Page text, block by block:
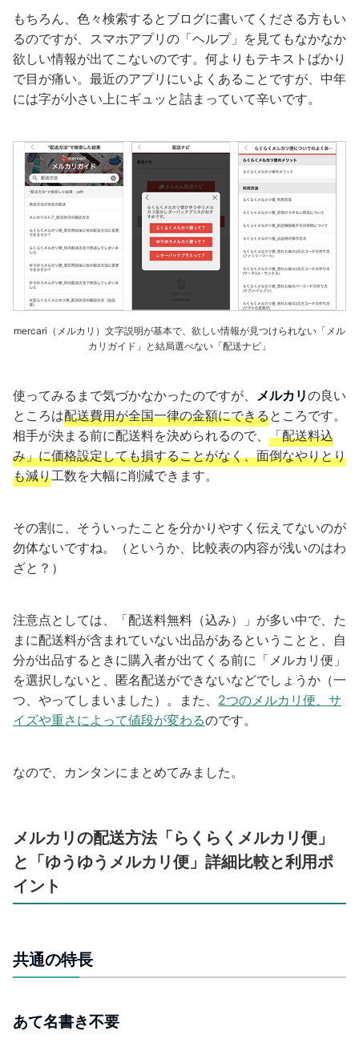
もちろん、色々検索するとブログに書いてくださる方もい
るのですが、スマホアプリの「ヘルプ」を見てもなかなか
欲しい情報が出てこないのです。何よりもテキストばかり
で目が痛い。最近のアプリにいよくあることですが、中年
には字が小さい上にギュッと詰まっていて辛いです。
mercari（メルカリ）文字説明が基本で、欲しい情報が見つけられない「メル
カリガイド」と結局選べない「配送ナビ」
使ってみるまで気づかなかったのですが、 メルカリの良い
ところは配送費用が全国一律の金額にできるところです。
相手が決まる前に配送料を決められるので、 「配送料込
み」に価格設定しても損することがなく、面倒なやりとり
も減り工数を大幅に削減できます。
その割に、そういったことを分かりやすく伝えてないのが
勿体ないですね。（というか、比較表の内容が浅いのはわ
ざと？）
注意点としては、「配送料無料（込み）」が多い中で、た
まに配送料が含まれていない出品があるということと、自
分が出品するときに購入者が出てくる前に「メルカリ便」
を選択しないと、匿名配送ができないなどでしょうか（一
つ、やってしまいました）。また、 2つのメルカリ便、サ
イズや重さによって値段が変わるのです。
なので、カンタンにまとめてみました。
メルカリの配送方法「らくらくメルカリ便」
と「ゆうゆうメルカリ便」詳細比較と利用ポ
イント
共通の特長
あて名書き不要